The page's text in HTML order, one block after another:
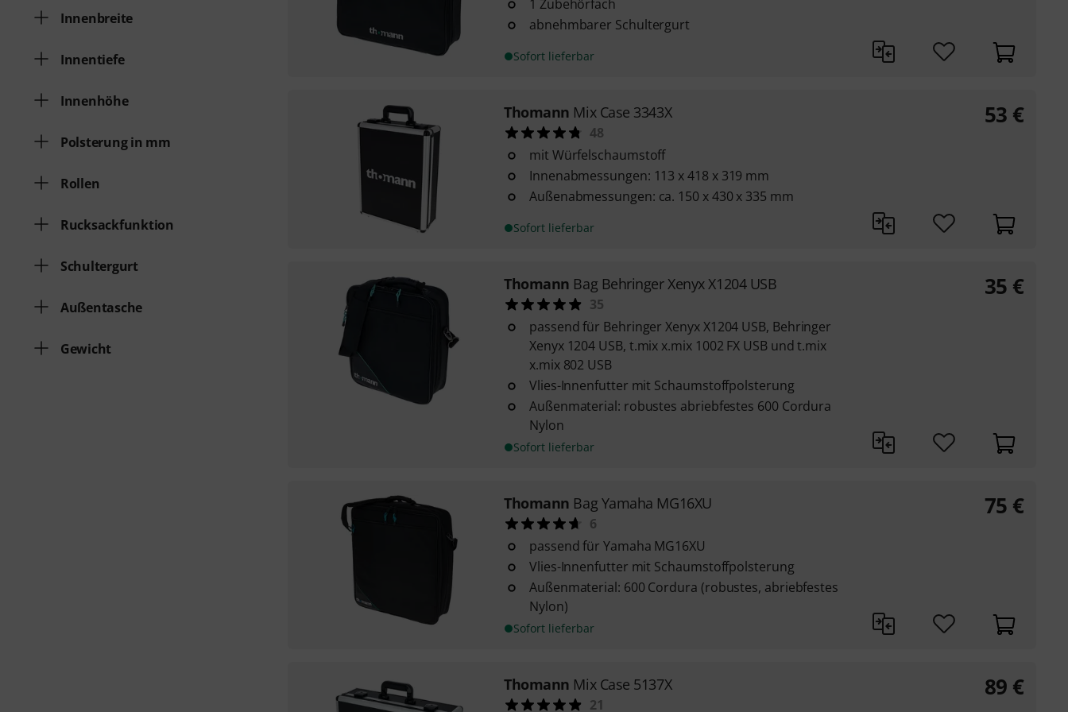
Innenbreite
Innentiefe
Innenhöhe
Polsterung in mm
Rollen
Rucksackfunktion
Schultergurt
Außentasche
Gewicht
1 Zubehörfach
abnehmbarer Schultergurt
Sofort lieferbar
Thomann Mix Case 3343X
48
mit Würfelschaumstoff
Innenabmessungen: 113 x 418 x 319 mm
Außenabmessungen: ca. 150 x 430 x 335 mm
Sofort lieferbar
53 €
Thomann Bag Behringer Xenyx X1204 USB
35
passend für Behringer Xenyx X1204 USB, Behringer
Xenyx 1204 USB, t.mix x.mix 1002 FX USB und t.mix
x.mix 802 USB
Vlies-Innenfutter mit Schaumstoffpolsterung
Außenmaterial: robustes abriebfestes 600 Cordura
Nylon
Sofort lieferbar
35 €
Thomann Bag Yamaha MG16XU
6
passend für Yamaha MG16XU
Vlies-Innenfutter mit Schaumstoffpolsterung
Außenmaterial: 600 Cordura (robustes, abriebfestes
Nylon)
Sofort lieferbar
75 €
Thomann Mix Case 5137X
21
89 €